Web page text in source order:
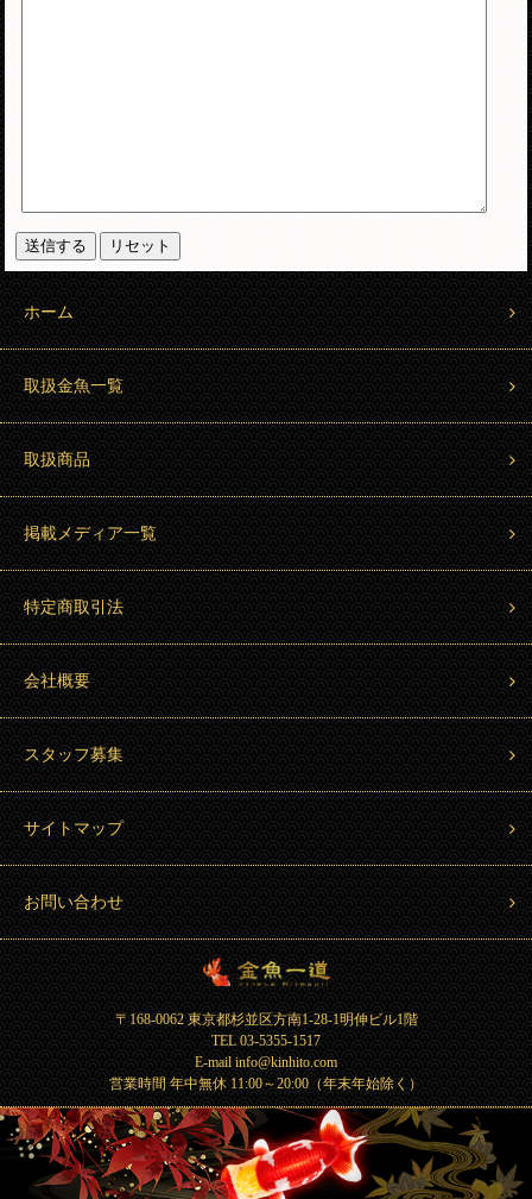
ホーム
取扱金魚一覧
取扱商品
掲載メディア一覧
特定商取引法
会社概要
スタッフ募集
サイトマップ
お問い合わせ
〒168-0062 東京都杉並区方南1-28-1明伸ビル1階
TEL 03-5355-1517
E-mail info@kinhito.com
営業時間 年中無休 11:00～20:00（年末年始除く）